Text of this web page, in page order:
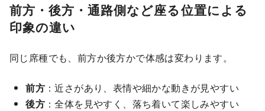
前方・後方・通路側など座る位置による
印象の違い
同じ席種でも、前方か後方かで体感は変わります。
前方 ：近さがあり、表情や細かな動きが見やすい
後方 ：全体を見やすく、落ち着いて楽しみやすい